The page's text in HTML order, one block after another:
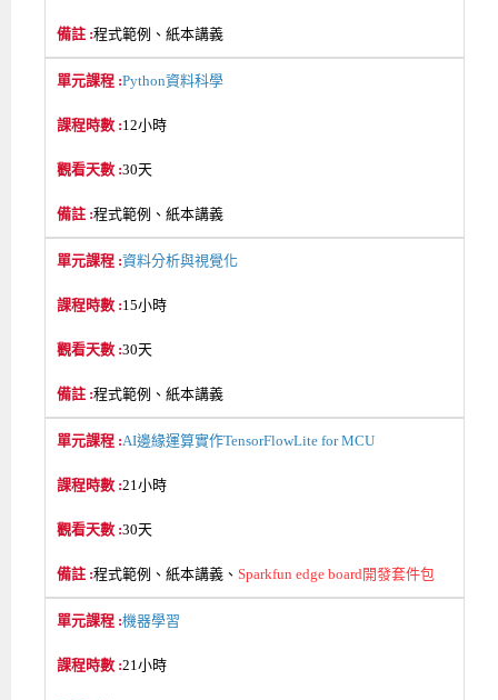
程式範例、紙本講義
Python資料科學
12小時
30天
程式範例、紙本講義
資料分析與視覺化
15小時
30天
程式範例、紙本講義
AI邊緣運算實作TensorFlowLite for MCU
21小時
30天
程式範例、紙本講義、 Sparkfun edge board開發套件包
機器學習
21小時